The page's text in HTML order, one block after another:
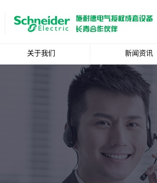
关于我们 新闻资讯
行业新闻
媒体报道